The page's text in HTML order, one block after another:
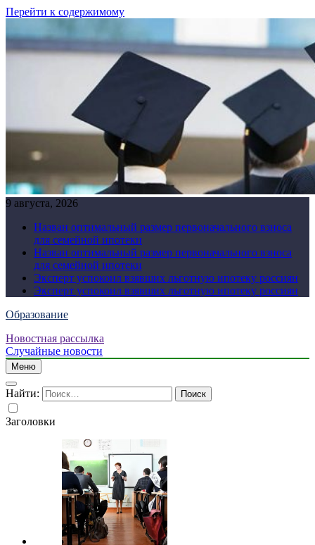
Перейти к содержимому
9 августа, 2026
Назван оптимальный размер первоначального взноса
для семейной ипотеки
Назван оптимальный размер первоначального взноса
для семейной ипотеки
Эксперт успокоил взявших льготную ипотеку россиян
Эксперт успокоил взявших льготную ипотеку россиян
Образование
Новостная рассылка
Случайные новости
Меню
Найти:
Заголовки